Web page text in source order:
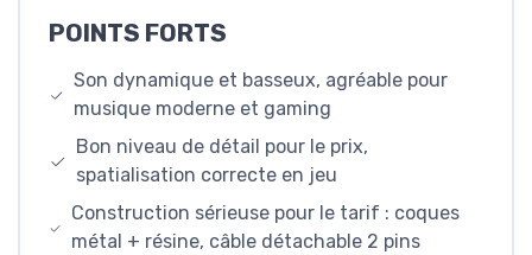
POINTS FORTS
Son dynamique et basseux, agréable pour
musique moderne et gaming
Bon niveau de détail pour le prix,
spatialisation correcte en jeu
Construction sérieuse pour le tarif : coques
métal + résine, câble détachable 2 pins